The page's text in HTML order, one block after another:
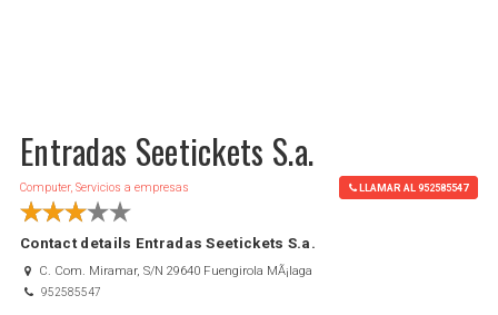
Entradas Seetickets S.a.
Computer, Servicios a empresas LLAMAR AL 952585547
Contact details Entradas Seetickets S.a.
C. Com. Miramar, S/N 29640 Fuengirola MÃ¡laga
952585547